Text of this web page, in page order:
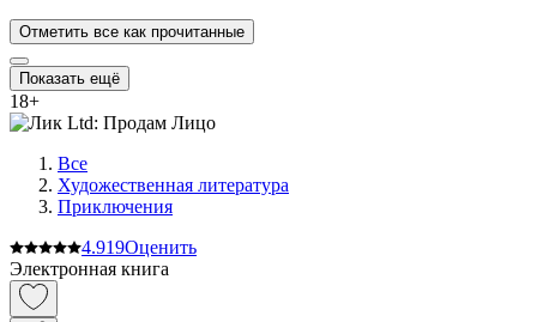
Отметить все как прочитанные
Показать ещё
18+
Все
Художественная литература
Приключения
4.919Оценить
Электронная книга